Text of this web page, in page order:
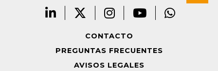
CONTACTO
PREGUNTAS FRECUENTES
AVISOS LEGALES